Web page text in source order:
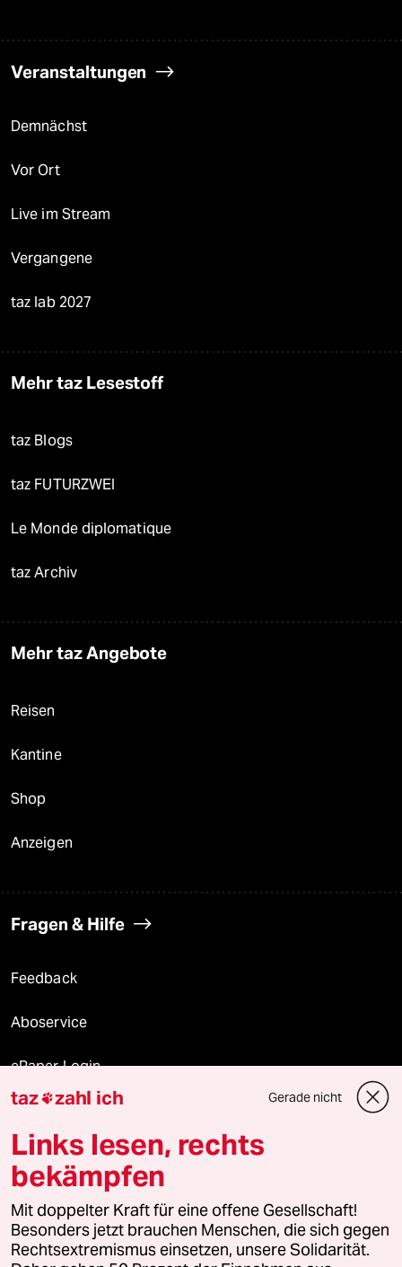
Veranstaltungen
Demnächst
Vor Ort
Live im Stream
Vergangene
taz lab 2027
Mehr taz Lesestoff
taz Blogs
taz FUTURZWEI
Le Monde diplomatique
taz Archiv
Mehr taz Angebote
Reisen
Kantine
Shop
Anzeigen
Fragen & Hilfe
Feedback
Aboservice
ePaper Login
Downloads für Abonnierende
© 2026 taz Verlags und Vertriebs GmbH
Alle Rechte vorbehalten. Bei rechtlichen Fragen oder für Genehmigungen
wenden Sie sich bitte an
lizenzen@taz.de
taz zahl ich Gerade nicht
Links lesen, rechts
bekämpfen
Mit doppelter Kraft für eine offene Gesellschaft!
Besonders jetzt brauchen Menschen, die sich gegen
Rechtsextremismus einsetzen, unsere Solidarität.